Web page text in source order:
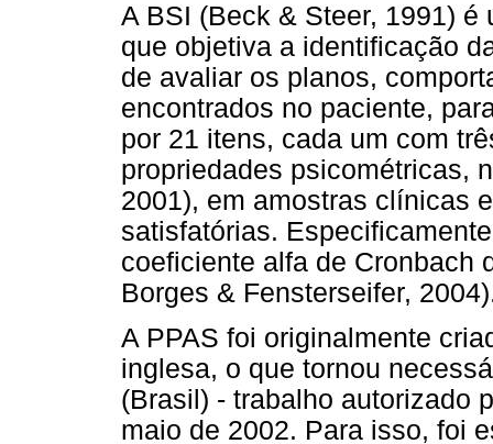
A BSI (Beck & Steer, 1991)
que objetiva a identificação
de avaliar os planos,
encontrados no paciente,
por 21 itens, cada um com
propriedades psicométricas,
2001), em amostras clínicas
satisfatórias.
coeficiente alfa de Cronbach
Borges & Fensterseifer,
A PPAS foi originalmente
inglesa, o que tornou
(Brasil) - trabalho autorizado
maio de 2002. Para isso, foi